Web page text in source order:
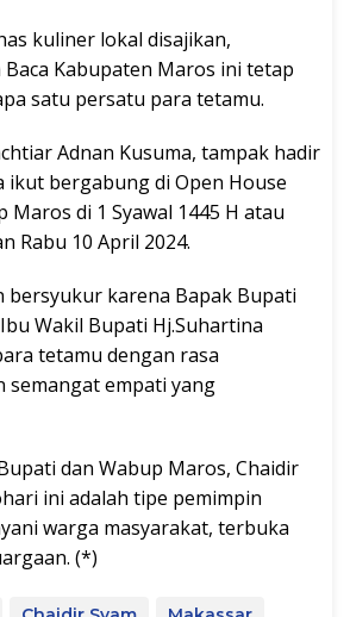
kuliner lokal disajikan,
Kabupaten Maros ini tetap
satu persatu para tetamu.
Adnan Kusuma, tampak hadir
ikut bergabung di Open House
Maros di 1 Syawal 1445 H atau
Rabu 10 April 2024.
bersyukur karena Bapak Bupati
Wakil Bupati Hj.Suhartina
tetamu dengan rasa
semangat empati yang
dan Wabup Maros, Chaidir
ini adalah tipe pemimpin
warga masyarakat, terbuka
(*)